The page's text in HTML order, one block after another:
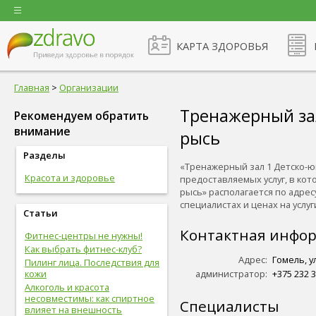
КАРТА ЗДОРОВЬЯ
Главная > Организации
Рекомендуем обратить
внимание
Разделы
Красота и здоровье
Статьи
Фитнес-центры не нужны!
Как выбрать фитнес-клуб?
Пилинг лица. Последствия для
кожи
Алкоголь и красота
несовместимы: как спиртное
влияет на внешность
Тренажерный
рысь
«Тренажерный зал 1 Детско-
предоставляемых услуг, в
рысь» располагается по
специалистах и ценах на
Контактная
Адрес: Гомель,
администратор: +375 232
Специалисты